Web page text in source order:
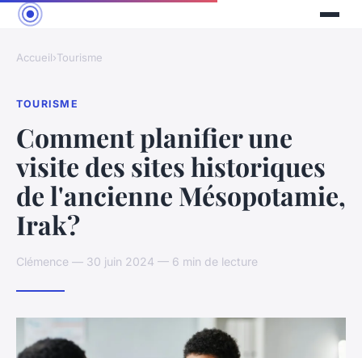
Accueil›Tourisme
TOURISME
Comment planifier une
visite des sites historiques
de l'ancienne Mésopotamie,
Irak?
Clémence — 30 juin 2024 — 6 min de lecture